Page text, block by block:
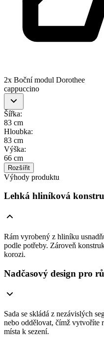
2x Boční modul Dorothee
cappuccino
Šířka:
83 cm
Hloubka:
83 cm
Výška:
66 cm
Rozšířit
Výhody produktu
Lehká hliníková
Rám vyrobený z hliníku
podle potřeby. Zároveň
korozi.
Nadčasový design pro
Sada se skládá z nezávislých
nebo oddělovat, čímž vytvoříte
místa k sezení.